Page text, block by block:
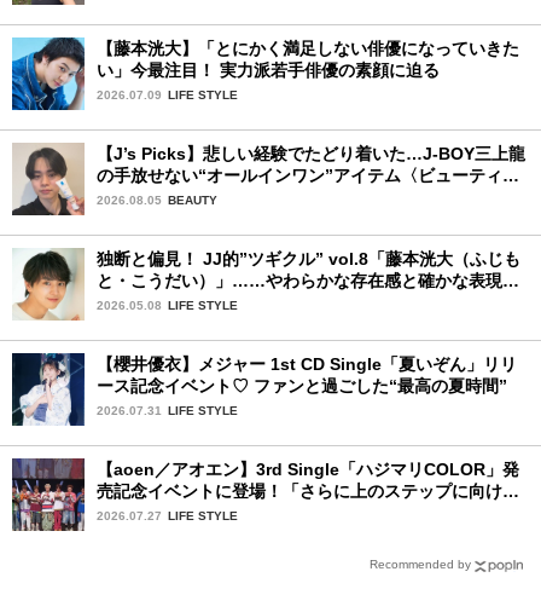
【藤本洸大】「とにかく満足しない俳優になっていきた
い」今最注目！ 実力派若手俳優の素顔に迫る
2026.07.09 LIFE STYLE
【J’s Picks】悲しい経験でたどり着いた…J-BOY三上龍
の手放せない“オールインワン”アイテム〈ビューティ＆
ファッション夏の必需品〉
2026.08.05 BEAUTY
独断と偏見！ JJ的”ツギクル” vol.8「藤本洸大（ふじも
と・こうだい）」……やわらかな存在感と確かな表現力
で、じわりと心をつかむ注目株
2026.05.08 LIFE STYLE
【櫻井優衣】メジャー 1st CD Single「夏いぞん」リリ
ース記念イベント♡ ファンと過ごした“最高の夏時間”
2026.07.31 LIFE STYLE
【aoen／アオエン】3rd Single「ハジマリCOLOR」発
売記念イベントに登場！「さらに上のステップに向けた
新たなハジマリになるように」と爽やかな笑顔で意気込
2026.07.27 LIFE STYLE
Recommended by